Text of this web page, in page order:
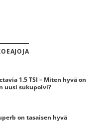
1.5 TSI – Miten hyvä on
uusi sukupolvi?
on tasaisen hyvä